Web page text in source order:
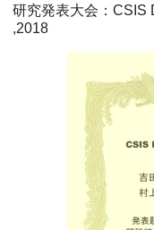
研究発表大会：CSIS
,2018